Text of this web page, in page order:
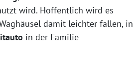
wird. Hoffentlich wird es
damit leichter fallen, in
in der Familie